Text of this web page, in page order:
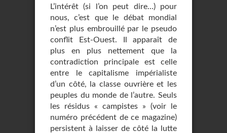
L’intérêt (si l’on peut dire…) pour
nous, c’est que le débat mondial
n’est plus embrouillé par le pseudo
conflit Est-Ouest. Il apparaît de
plus en plus nettement que la
contradiction principale est celle
entre le capitalisme impérialiste
d’un côté, la classe ouvrière et les
peuples du monde de l’autre. Seuls
les résidus « campistes » (voir le
numéro précédent de ce magazine)
persistent à laisser de côté la lutte